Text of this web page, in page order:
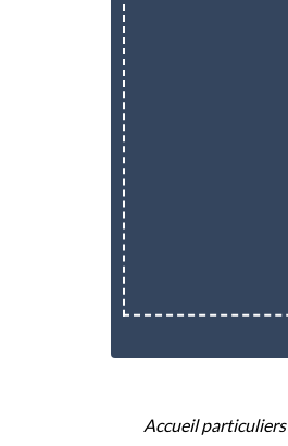
Accueil particuliers